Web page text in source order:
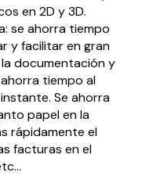
en 2D y 3D.
se ahorra tiempo
y facilitar en gran
documentación y
tiempo al
Se ahorra
papel en la
rápidamente el
facturas en el